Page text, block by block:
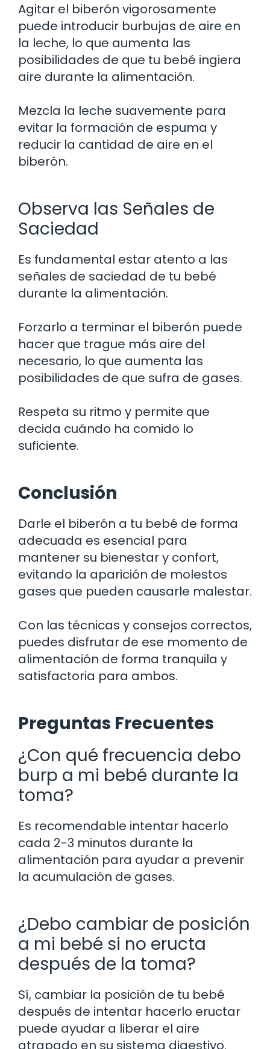
Agitar el biberón vigorosamente
puede introducir burbujas de aire en
la leche, lo que aumenta las
posibilidades de que tu bebé ingiera
aire durante la alimentación.
Mezcla la leche suavemente para
evitar la formación de espuma y
reducir la cantidad de aire en el
biberón.
Observa las Señales de
Saciedad
Es fundamental estar atento a las
señales de saciedad de tu bebé
durante la alimentación.
Forzarlo a terminar el biberón puede
hacer que trague más aire del
necesario, lo que aumenta las
posibilidades de que sufra de gases.
Respeta su ritmo y permite que
decida cuándo ha comido lo
suficiente.
Conclusión
Darle el biberón a tu bebé de forma
adecuada es esencial para
mantener su bienestar y confort,
evitando la aparición de molestos
gases que pueden causarle malestar.
Con las técnicas y consejos correctos,
puedes disfrutar de ese momento de
alimentación de forma tranquila y
satisfactoria para ambos.
Preguntas Frecuentes
¿Con qué frecuencia debo
burp a mi bebé durante la
toma?
Es recomendable intentar hacerlo
cada 2-3 minutos durante la
alimentación para ayudar a prevenir
la acumulación de gases.
¿Debo cambiar de posición
a mi bebé si no eructa
después de la toma?
Sí, cambiar la posición de tu bebé
después de intentar hacerlo eructar
puede ayudar a liberar el aire
atrapado en su sistema digestivo.